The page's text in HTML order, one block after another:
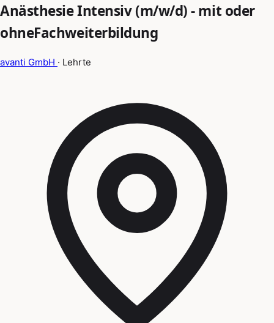
Anästhesie Intensiv (m/w/d) - mit oder
ohneFachweiterbildung
avanti GmbH · Lehrte